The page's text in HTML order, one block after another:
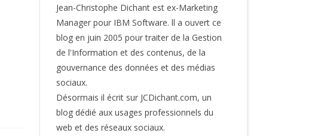
Jean-Christophe Dichant est ex-Marketing
Manager pour IBM Software. ll a ouvert ce
blog en juin 2005 pour traiter de la Gestion
de l'Information et des contenus, de la
gouvernance des données et des médias
sociaux.
Désormais il écrit sur JCDichant.com, un
blog dédié aux usages professionnels du
web et des réseaux sociaux.